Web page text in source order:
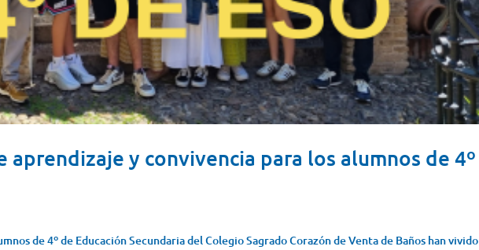
aprendizaje y convivencia para los alumnos de 4º
de 4º de Educación Secundaria del Colegio Sagrado Corazón de Venta de Baños han vivido